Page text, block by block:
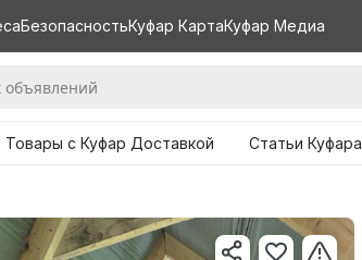
БезопасностьКуфар КартаКуфар Медиа
Товары с Куфар Доставкой Статьи Куфара